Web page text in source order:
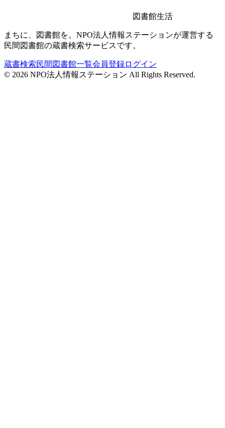
図書館生活
まちに、図書館を。NPO法人情報ステーションが運営する
民間図書館の蔵書検索サービスです。
蔵書検索民間図書館一覧会員登録ログイン
© 2026 NPO法人情報ステーション All Rights Reserved.